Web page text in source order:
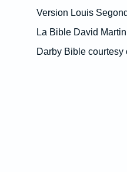
Version Louis
La Bible David
Darby Bible courtesy